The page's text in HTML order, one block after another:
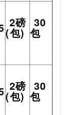
2磅
(包)
30
包
2磅
(包)
30
包